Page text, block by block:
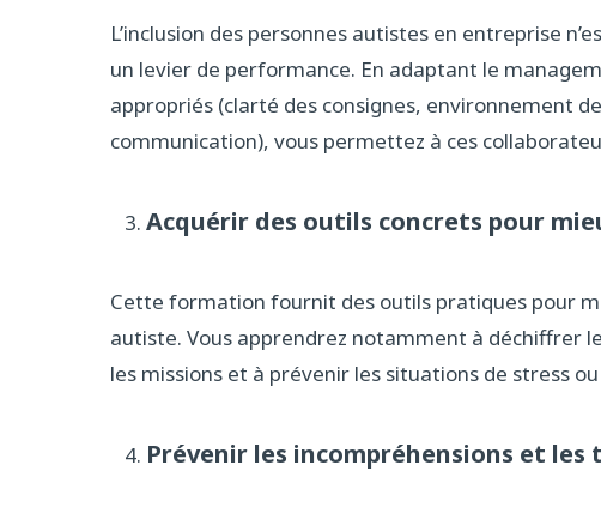
L’inclusion des personnes autistes en entreprise
un levier de performance. En adaptant le
appropriés (clarté des consignes, environnement
communication), vous permettez à ces
Acquérir des outils concrets pour
Cette formation fournit des outils pratiques pour
autiste. Vous apprendrez notamment à déchiffrer
les missions et à prévenir les situations de stress ou
Prévenir les incompréhensions et les